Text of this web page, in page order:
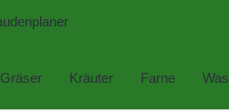
Gräser Kräuter Farne